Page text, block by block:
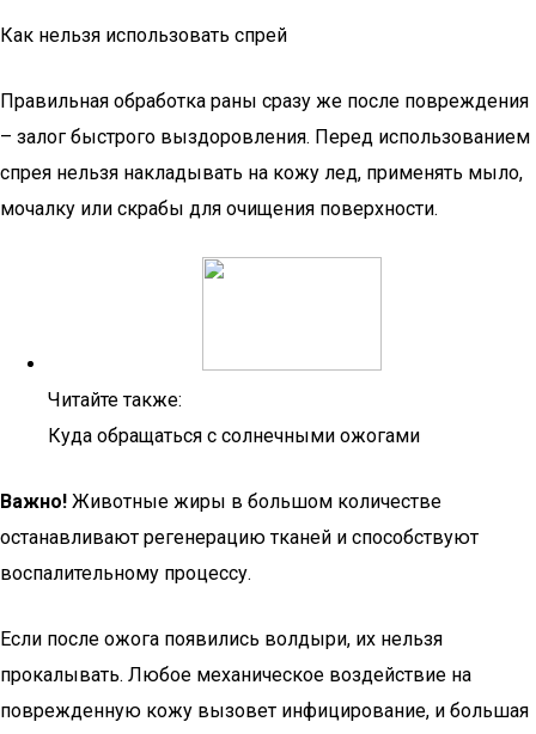
Как нельзя использовать спрей
Правильная обработка раны сразу же после повреждения
– залог быстрого выздоровления. Перед использованием
спрея нельзя накладывать на кожу лед, применять мыло,
мочалку или скрабы для очищения поверхности.
Читайте также:
Куда обращаться с солнечными ожогами
Важно! Животные жиры в большом количестве
останавливают регенерацию тканей и способствуют
воспалительному процессу.
Если после ожога появились волдыри, их нельзя
прокалывать. Любое механическое воздействие на
поврежденную кожу вызовет инфицирование, и большая